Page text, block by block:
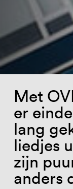
Met
er
lang
liedjes
zijn
anders